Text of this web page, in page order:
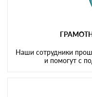
Наши сотрудники
и помогут с